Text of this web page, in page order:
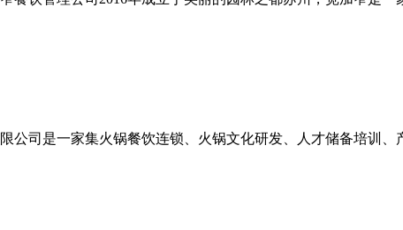
公司是一家集火锅餐饮连锁、火锅文化研发、人才储备培训